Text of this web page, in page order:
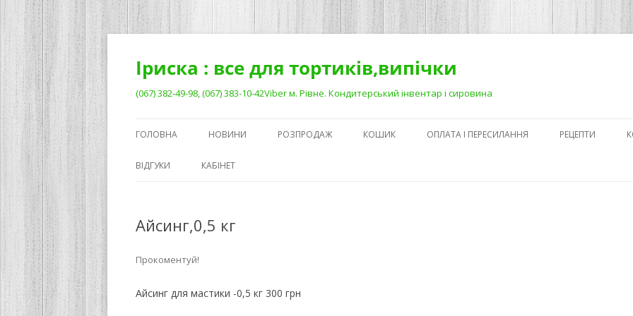
Перейти
Іриска : все для тортиків,випічки
(067) 382-49-98, (067) 383-10-42Viber м. Рівне. Кондитерський інвентар і сировина
ГОЛОВНА НОВИНИ РОЗПРОДАЖ КОШИК ОПЛАТА І ПЕРЕСИЛАННЯ РЕЦЕПТИ
АБО ЯК
ВІДГУКИ КАБІНЕТ
Айсинг,0,5 кг
Прокоментуй!
Айсинг для мастики -0,5 кг 300 грн